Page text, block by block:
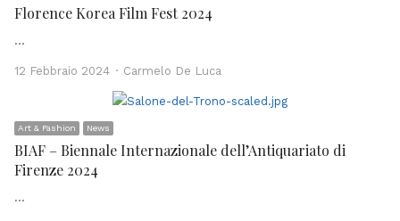
Florence Korea Film Fest 2024
…
12 Febbraio 2024 Author
Carmelo De Luca
Art & Fashion News
BIAF – Biennale Internazionale dell’Antiquariato di
Firenze 2024
…